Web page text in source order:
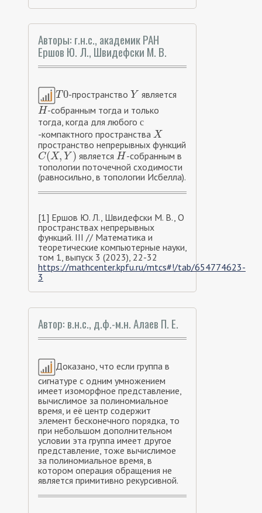
Авторы: г.н.с., академик РАН
Ершов Ю. Л., Швидефски М. В.
T 0
T0 -пространствоY
Y является
H
H -собранным тогда и только
тогда, когда для любого с
с
-компактного пространства X
X
пространство непрерывных функций
C(X, Y )
C(X,Y) является H
H -собранным в
топологии поточечной сходимости
(равносильно, в топологии Исбелла).
[1] Ершов Ю. Л., Швидефски М. В., О
пространствах непрерывных
функций. III // Математика и
теоретические компьютерные науки,
том 1, выпуск 3 (2023), 22-32
https://mathcenter.kpfu.ru/mtcs#!/tab/654774623-
3
Автор: в.н.с., д.ф.-м.н. Алаев П. Е.
Доказано, что если группа в
сигнатуре с одним умножением
имеет изоморфное представление,
вычислимое за полиномиальное
время, и её центр содержит
элемент бесконечного порядка, то
при небольшом дополнительном
условии эта группа имеет другое
представление, тоже вычислимое
за полиномиальное время, в
котором операция обращения не
является примитивно рекурсивной.